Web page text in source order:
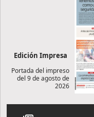
Edición Impresa
Portada del impreso
del 9 de agosto de
2026